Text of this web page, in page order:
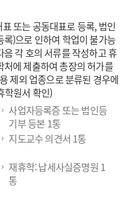
또는 공동대표로 등록, 법인
)으로 인하여 학업이 불가능
각 호의 서류를 작성하고 휴
에 제출하여 총장의 허가를
제외 업종으로 분류된 경우에
학원서 확인)
사업자등록증 또는 법인등
기부 등본 1통
지도교수 의견서 1통
재휴학: 납세사실증명원 1
통